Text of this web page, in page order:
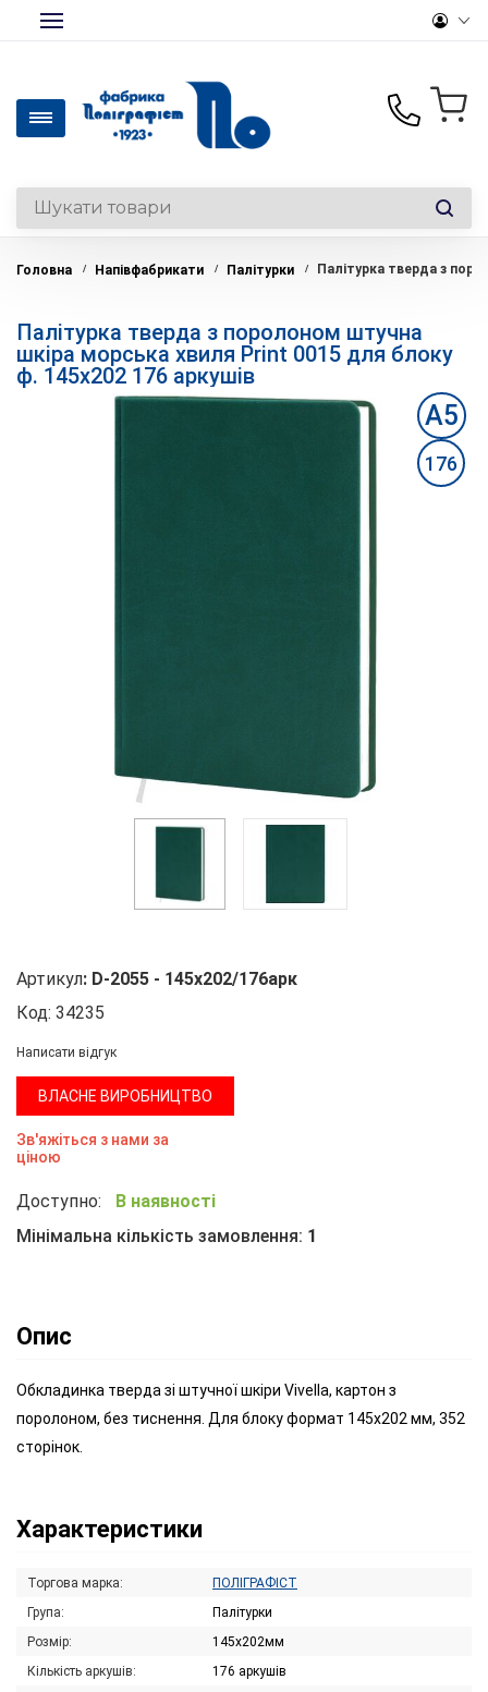
Офісний папір та
+380(50)330-28-14
+380(44)369-39-12
Вироби на замовлення
office@polygraphist.kiev.ua
Головна Напівфабрикати Палітурки Палітурка тверда з
Палітурка тверда з поролоном штучна
шкіра морська хвиля Print 0015 для блоку
ф. 145х202 176 аркушів
А5
176
Артикул: D-2055 - 145х202/176арк
Код: 34235
Написати відгук
ВЛАСНЕ ВИРОБНИЦТВО
Зв'яжіться з нами за
ціною
Доступно:
В наявності
Мінімальна кількість замовлення: 1
Опис
Обкладинка тверда зі штучної шкіри Vivella, картон з
поролоном, без тиснення. Для блоку формат 145х202 мм, 352
сторінок.
Характеристики
Торгова марка:
ПОЛІГРАФІСТ
Група:
Палітурки
Розмір:
145х202мм
Кількість аркушів:
176 аркушів